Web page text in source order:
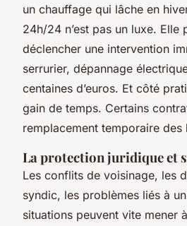
un chauffage qui lâche en
24h/24 n’est pas un luxe. Elle
déclencher une intervention
serrurier, dépannage
centaines d’euros. Et côté
gain de temps. Certains
remplacement temporaire des
La protection juridique et
Les conflits de voisinage, les
syndic, les problèmes liés à
situations peuvent vite mener